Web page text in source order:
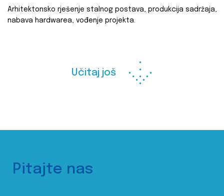
Arhitektonsko rješenje stalnog postava, produkcija sadržaja,
nabava hardwarea, vođenje projekta.
Učitaj još
Pitajte nas